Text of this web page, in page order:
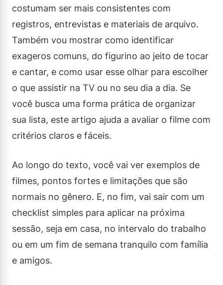
costumam ser mais consistentes com
registros, entrevistas e materiais de arquivo.
Também vou mostrar como identificar
exageros comuns, do figurino ao jeito de tocar
e cantar, e como usar esse olhar para escolher
o que assistir na TV ou no seu dia a dia. Se
você busca uma forma prática de organizar
sua lista, este artigo ajuda a avaliar o filme com
critérios claros e fáceis.
Ao longo do texto, você vai ver exemplos de
filmes, pontos fortes e limitações que são
normais no gênero. E, no fim, vai sair com um
checklist simples para aplicar na próxima
sessão, seja em casa, no intervalo do trabalho
ou em um fim de semana tranquilo com família
e amigos.